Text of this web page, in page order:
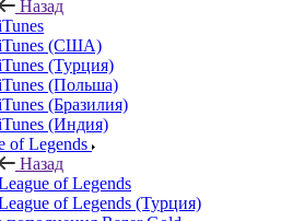
Назад
(США)
(Турция)
(Польша)
(Бразилия)
(Индия)
of Legends
Назад
of Legends
of Legends (Турция)